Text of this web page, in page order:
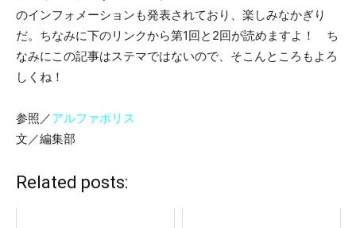
のインフォメーションも発表されており、楽しみなかぎり
だ。ちなみに下のリンクから第1回と2回が読めますよ！ ち
なみにこの記事はステマではないので、そこんところもよろ
しくね！
参照／アルファポリス
文／編集部
Related posts: